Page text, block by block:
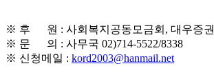
※ 후 원 : 사회복지공동모금회, 대우증권
※ 문 의 : 사무국 02)714-5522/8338
※ 신청메일 : kord2003@hanmail.net